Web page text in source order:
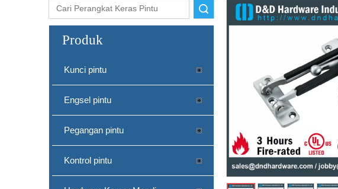
Pencarian
Produk
Kunci pintu
Engsel pintu
Pegangan pintu
Kontrol pintu